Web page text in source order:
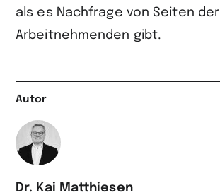
als es Nachfrage von Seiten der
Arbeitnehmenden gibt.
Autor
Dr. Kai Matthiesen